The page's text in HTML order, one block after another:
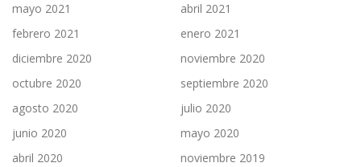
mayo 2021
abril 2021
febrero 2021
enero 2021
diciembre 2020
noviembre 2020
octubre 2020
septiembre 2020
agosto 2020
julio 2020
junio 2020
mayo 2020
abril 2020
noviembre 2019